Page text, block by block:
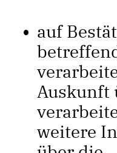
auf
Auskunft
weitere